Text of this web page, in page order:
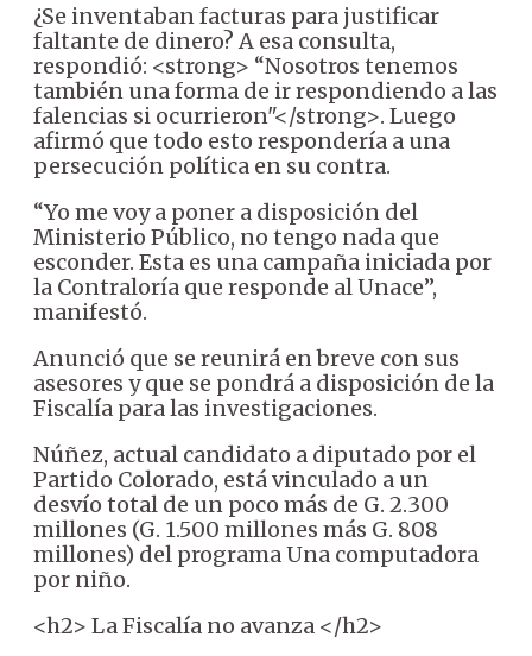
¿Se inventaban facturas para justificar
faltante de dinero? A esa consulta,
respondió: <strong> “Nosotros tenemos
también una forma de ir respondiendo a las
falencias si ocurrieron"</strong>. Luego
afirmó que todo esto respondería a una
persecución política en su contra.
“Yo me voy a poner a disposición del
Ministerio Público, no tengo nada que
esconder. Esta es una campaña iniciada por
la Contraloría que responde al Unace”,
manifestó.
Anunció que se reunirá en breve con sus
asesores y que se pondrá a disposición de la
Fiscalía para las investigaciones.
Núñez, actual candidato a diputado por el
Partido Colorado, está vinculado a un
desvío total de un poco más de G. 2.300
millones (G. 1.500 millones más G. 808
millones) del programa Una computadora
por niño.
<h2> La Fiscalía no avanza </h2>